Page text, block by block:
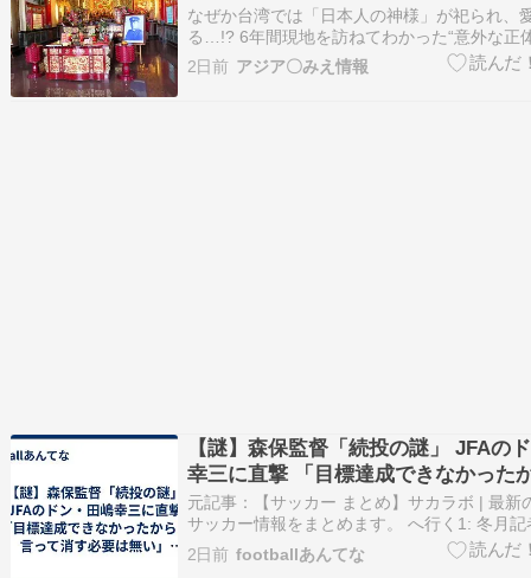
なぜか台湾では「日本人の神様」が祀られ、
る…!? 6年間現地を訪ねてわかった“意外な正
国だからではなく…》 かつて日本が統治して
は、いまも各地に50を超える「日本神（にほ
2日前 アジア〇みえ情報
【謎】森保監督「続投の謎」 JFAの
幸三に直撃 「目標達成できなかった
て消す必要は無い」守田英正にも言
元記事：【サッカー まとめ】サカラボ | 最新
サッカー情報をまとめます。 へ行く1: 冬月
2026/08/06(木) 00:37:38.88 ID:3iE4PFoe9
https://news.yahoo.co.jp/articles/
2日前 footballあんてな